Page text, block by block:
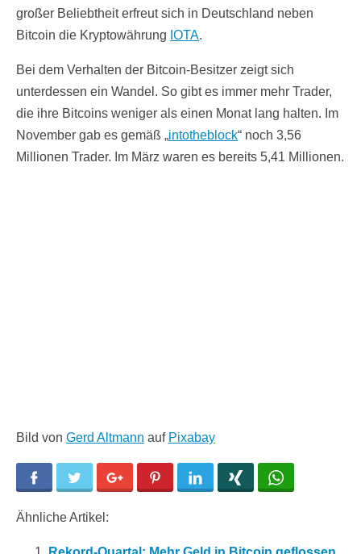
großer Beliebtheit erfreut sich in Deutschland neben
Bitcoin die Kryptowährung IOTA.
Bei dem Verhalten der Bitcoin-Besitzer zeigt sich
unterdessen ein Wandel. So gibt es immer mehr Trader,
die ihre Bitcoins weniger als einen Monat lang halten. Im
November gab es gemäß „intotheblock“ noch 3,56
Millionen Trader. Im März waren es bereits 5,41 Millionen.
Bild von Gerd Altmann auf Pixabay
Facebook Twitter Google+ Pinterest LinkedIn
Ähnliche Artikel: